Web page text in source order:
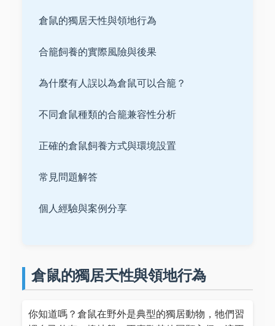
倉鼠的獨居天性與領地行為
合籠飼養的實際風險與後果
為什麼有人誤以為倉鼠可以合籠？
不同倉鼠種類的合籠兼容性分析
正確的倉鼠飼養方式與環境設置
常見問題解答
個人經驗與案例分享
倉鼠的獨居天性與領地行為
你知道嗎？倉鼠在野外是典型的獨居動物，牠們習